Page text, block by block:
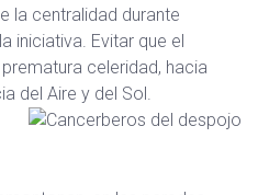
la centralidad durante
iniciativa. Evitar que el
celeridad, hacia
del Aire y del Sol.